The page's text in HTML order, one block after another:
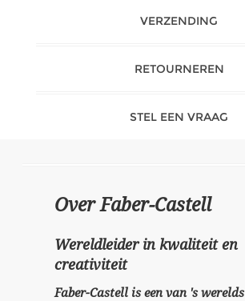
VERZENDING
RETOURNEREN
STEL EEN VRAAG
Over Faber-Castell
Wereldleider in kwaliteit en
creativiteit
Faber-Castell is een van 's werelds